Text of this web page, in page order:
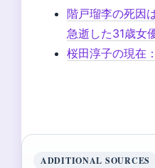
階戸瑠李の死因
急逝した31歳女
桜田淳子の現在
ADDITIONAL SOURCES